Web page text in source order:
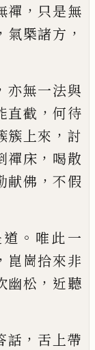
禪 ， 只是無
， 氣槩諸方 ，
亦無一法與
直截 ，何待
簇上來 ， 討
禪床 ， 喝散
献佛 ，不假
。 唯此一
， 崑崗拾來非
幽松 ， 近聽
話 ， 舌上帶